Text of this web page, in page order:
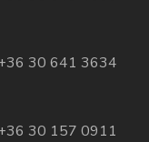
30 641 3634
30 157 0911